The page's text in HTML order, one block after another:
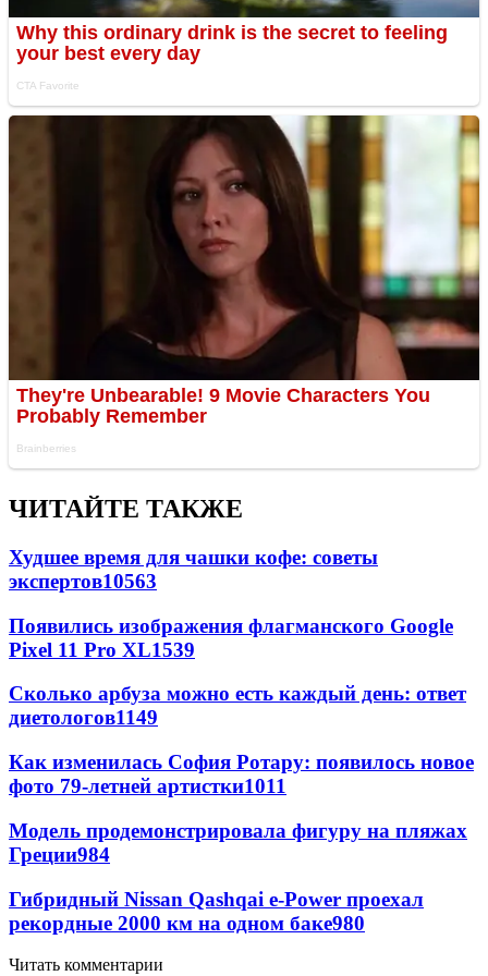
ЧИТАЙТЕ ТАКЖЕ
Худшее время для чашки кофе: советы
экспертов10563
Появились изображения флагманского Google
Pixel 11 Pro XL1539
Сколько арбуза можно есть каждый день: ответ
диетологов1149
Как изменилась София Ротару: появилось новое
фото 79-летней артистки1011
Модель продемонстрировала фигуру на пляжах
Греции984
Гибридный Nissan Qashqai e-Power проехал
рекордные 2000 км на одном баке980
Читать комментарии